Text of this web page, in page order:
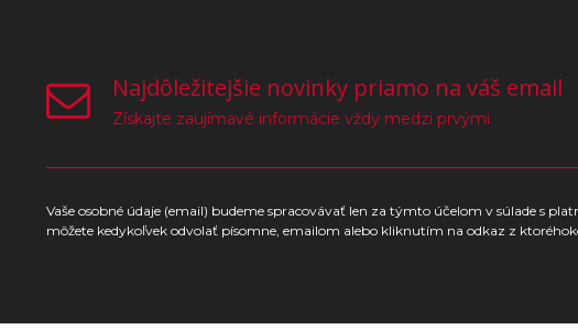
Najdôležitejšie novinky priamo na váš email
Získajte zaujímavé informácie vždy medzi prvými
Vaše osobné údaje (email) budeme spracovávať len za týmto účelom v súlade s
môžete kedykoľvek odvolať písomne, emailom alebo kliknutím na odkaz z